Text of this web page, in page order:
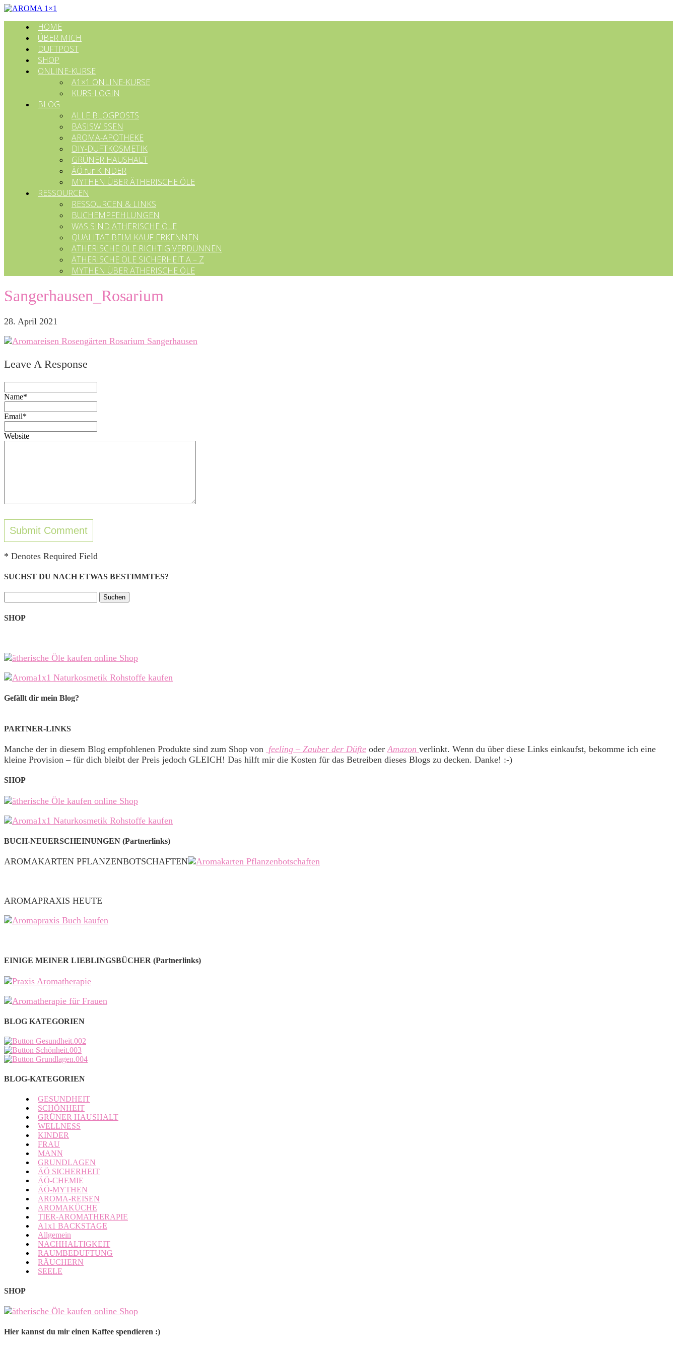
HOME
ÜBER MICH
DUFTPOST
SHOP
ONLINE-KURSE
A1×1 ONLINE-KURSE
KURS-LOGIN
BLOG
ALLE BLOGPOSTS
BASISWISSEN
AROMA-APOTHEKE
DIY-DUFTKOSMETIK
GRÜNER HAUSHALT
ÄÖ für KINDER
MYTHEN ÜBER ÄTHERISCHE ÖLE
RESSOURCEN
RESSOURCEN & LINKS
BUCHEMPFEHLUNGEN
WAS SIND ÄTHERISCHE ÖLE
QUALITÄT BEIM KAUF ERKENNEN
ÄTHERISCHE ÖLE RICHTIG VERDÜNNEN
ÄTHERISCHE ÖLE SICHERHEIT A – Z
MYTHEN ÜBER ÄTHERISCHE ÖLE
Sangerhausen_Rosarium
28. April 2021
Leave A Response
Name*
Email*
Website
* Denotes Required Field
SUCHST DU NACH ETWAS BESTIMMTES?
nach:
SHOP
Gefällt dir mein Blog?
PARTNER-LINKS
Manche der in diesem Blog empfohlenen Produkte sind zum Shop von feeling – Zauber der Düfte oderAmazon verlinkt. Wenn du über diese Links einkaufst, bekomme ich eine
kleine Provision – für dich bleibt der Preis jedoch GLEICH! Das hilft mir die Kosten für das Betreiben dieses Blogs zu decken. Danke! :-)
SHOP
BUCH-NEUERSCHEINUNGEN (Partnerlinks)
AROMAKARTEN PFLANZENBOTSCHAFTEN
AROMAPRAXIS HEUTE
EINIGE MEINER LIEBLINGSBÜCHER (Partnerlinks)
BLOG KATEGORIEN
BLOG-KATEGORIEN
GESUNDHEIT
SCHÖNHEIT
GRÜNER HAUSHALT
WELLNESS
KINDER
FRAU
MANN
GRUNDLAGEN
ÄÖ SICHERHEIT
ÄÖ-CHEMIE
ÄÖ-MYTHEN
AROMA-REISEN
AROMAKÜCHE
TIER-AROMATHERAPIE
A1x1 BACKSTAGE
Allgemein
NACHHALTIGKEIT
RAUMBEDUFTUNG
RÄUCHERN
SEELE
SHOP
Hier kannst du mir einen Kaffee spendieren :)